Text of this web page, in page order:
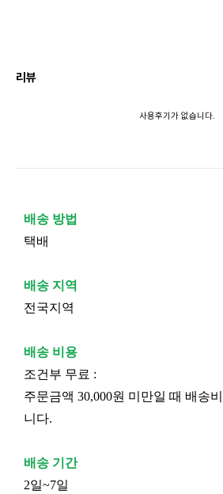
리뷰
사용후기가 없습니다.
배송 방법
택배
배송 지역
전국지역
배송 비용
조건부 무료 :
주문금액 30,000원 미만일 때 배송
니다.
배송 기간
2일~7일